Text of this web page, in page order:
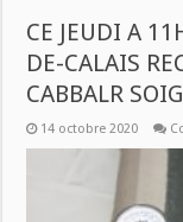
CE JEUDI A
DE-CALAIS
CABBALR
14 octobre 2020